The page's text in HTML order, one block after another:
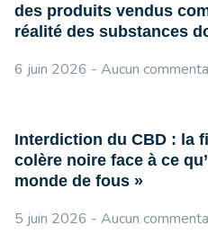
des produits vendus
réalité des substances
6 juin 2026 Aucun
Interdiction du CBD : la
colère noire face à ce
monde de fous »
5 juin 2026 Aucun